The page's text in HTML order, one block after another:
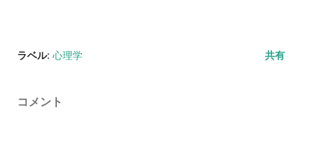
ラベル: 心理学 共有
コメント